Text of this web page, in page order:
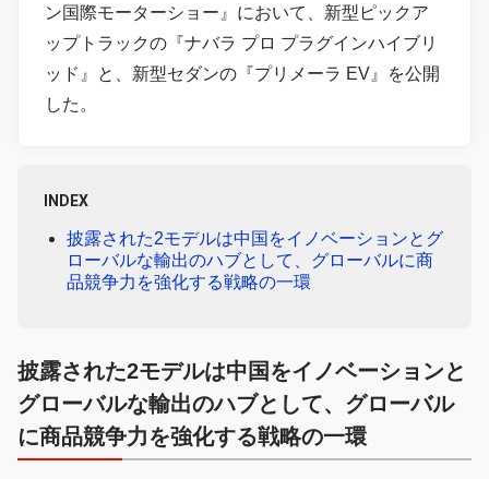
ン国際モーターショー』において、新型ピックア
ップトラックの『ナバラ プロ プラグインハイブリ
ッド』と、新型セダンの『プリメーラ EV』を公開
した。
INDEX
披露された2モデルは中国をイノベーションとグ
ローバルな輸出のハブとして、グローバルに商
品競争力を強化する戦略の一環
披露された2モデルは中国をイノベーションと
グローバルな輸出のハブとして、グローバル
に商品競争力を強化する戦略の一環